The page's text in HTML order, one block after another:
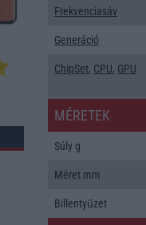
Frekvenciasáv
Generáció
ChipSet, CPU, GPU
MÉRETEK
Súly g
Méret mm
Billentyűzet